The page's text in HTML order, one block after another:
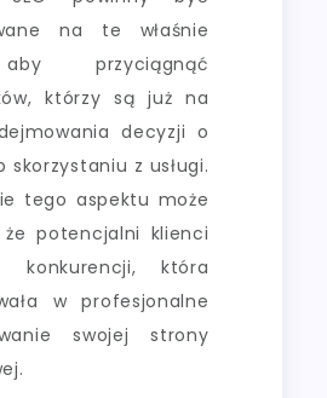
na te właśnie
przyciągnąć
którzy są już na
decyzji o
skorzystaniu z usługi.
tego aspektu może
że potencjalni klienci
która
w profesjonalne
swojej strony